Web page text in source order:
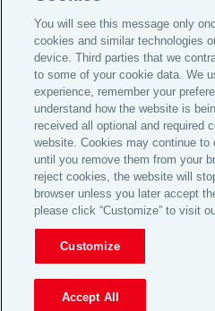
Global Home
Informatie voor investeerders
Privacy Statement
Algemene voorwaarden
You will see this message only
cookies and similar technologies
device. Third parties that we
to some of your cookie data. We
experience, remember your
understand how the website is
received all optional and required
website. Cookies may continue to
until you remove them from your
reject cookies, the website will
browser unless you later accept
please click “Customize” to visit
Customize
Accept All